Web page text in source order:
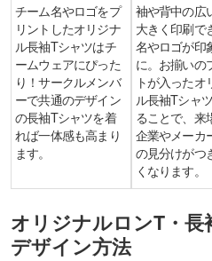
チーム名やロゴをプ
リントしたオリジナ
ル長袖Tシャツはチ
ームウェアにぴった
り！サークルメンバ
ーで共通のデザイン
の長袖Tシャツを着
れば一体感も高まり
ます。
袖や背中の広
大きく印刷で
名やロゴが印
に。お揃いの
トが入ったオ
ル長袖Tシャ
ることで、来
企業やメーカ
の見分けがつ
くなります。
オリジナルロンT・
デザイン方法